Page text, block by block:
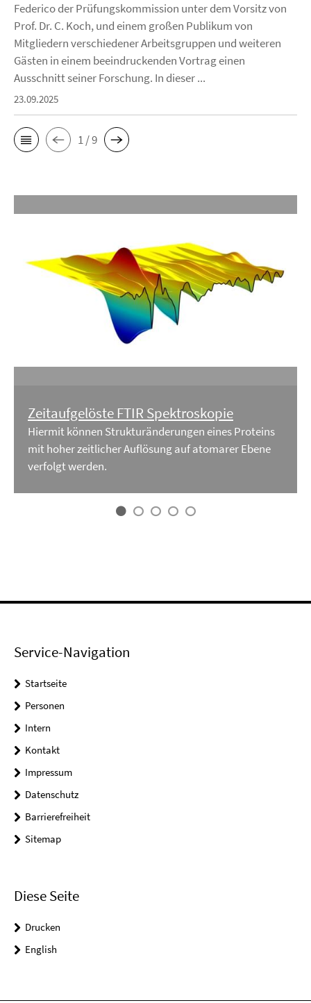
Federico der Prüfungskommission unter dem Vorsitz von
Prof. Dr. C. Koch, und einem großen Publikum von
Mitgliedern verschiedener Arbeitsgruppen und weiteren
Gästen in einem beeindruckenden Vortrag einen
Ausschnitt seiner Forschung. In dieser ...
23.09.2025
1 / 9
Zeitaufgelöste FTIR Spektroskopie
Hiermit können Strukturänderungen eines Proteins
mit hoher zeitlicher Auflösung auf atomarer Ebene
verfolgt werden.
Service-Navigation
Startseite
Personen
Intern
Kontakt
Impressum
Datenschutz
Barrierefreiheit
Sitemap
Diese Seite
Drucken
English